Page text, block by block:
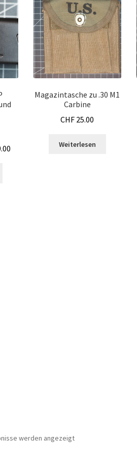
Magazintasche zu .30 M1
Carbine
CHF 25.00
Weiterlesen
werden angezeigt